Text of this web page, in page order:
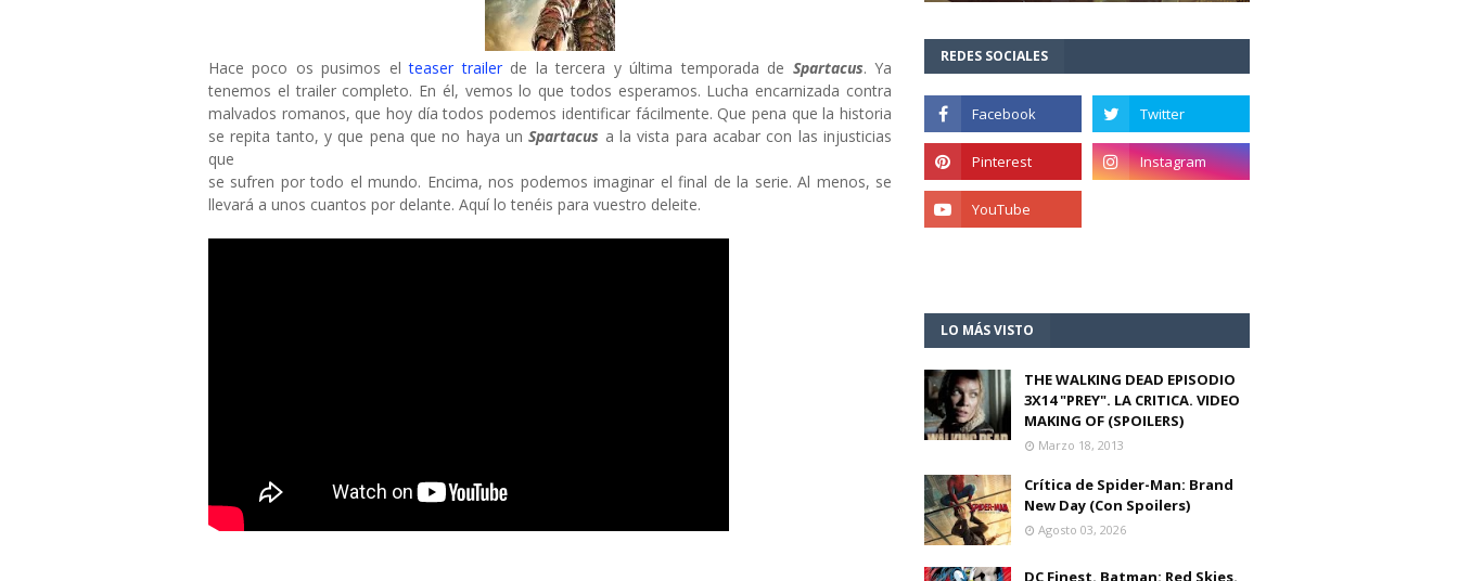
Hace poco os pusimos elteaser trailerde la tercera y última temporada de Spartacus. Ya
tenemos el trailer completo. En él, vemos lo que todos esperamos. Lucha encarnizada contra
malvados romanos, que hoy día todos podemos identificar fácilmente. Que pena que la historia
se repita tanto, y que pena que no haya unSpartacus a la vista para acabar con las injusticias
que
se sufren por todo el mundo. Encima, nos podemos imaginar el final de la serie. Al menos, se
llevará a unos cuantos por delante. Aquí lo tenéis para vuestro deleite.
REDES SOCIALES
LO MÁS VISTO
THE WALKING DEAD EPISODIO
3X14 "PREY". LA CRITICA. VIDEO
MAKING OF (SPOILERS)
Marzo 18, 2013
Crítica de Spider-Man: Brand
New Day (Con Spoilers)
Agosto 03, 2026
DC Finest. Batman: Red Skies.